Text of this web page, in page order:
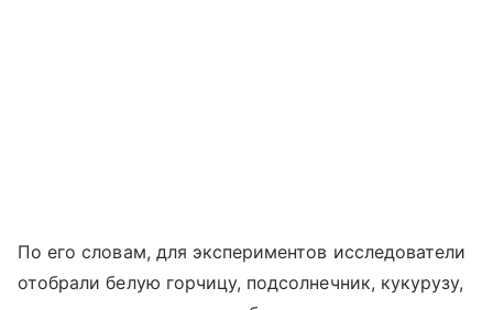
По его словам, для экспериментов исследователи
отобрали белую горчицу, подсолнечник, кукурузу,